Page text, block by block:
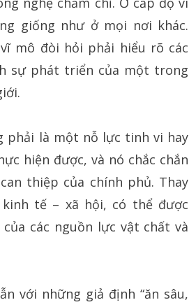
giống như ở mọi nơi khác.
mô đòi hỏi phải hiểu rõ các
sự phát triển của một trong
phải là một nỗ lực tinh vi hay
hiện được, và nó chắc chắn
thiệp của chính phủ. Thay
tế – xã hội, có thể được
các nguồn lực vật chất và
với những giả định “ăn sâu,